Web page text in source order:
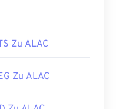
Zu ALAC
Zu ALAC